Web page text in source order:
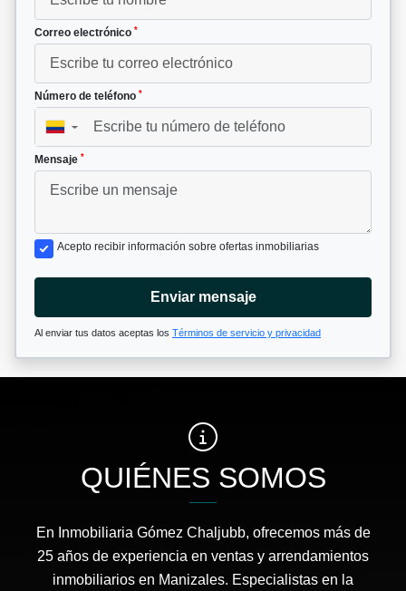
Correo electrónico *
Número de teléfono *
▼
Mensaje *
Acepto recibir información sobre ofertas inmobiliarias
Enviar mensaje
Al enviar tus datos aceptas los Términos de servicio y privacidad
QUIÉNES SOMOS
En Inmobiliaria Gómez Chaljubb, ofrecemos más de
25 años de experiencia en ventas y arrendamientos
inmobiliarios en Manizales. Especialistas en la